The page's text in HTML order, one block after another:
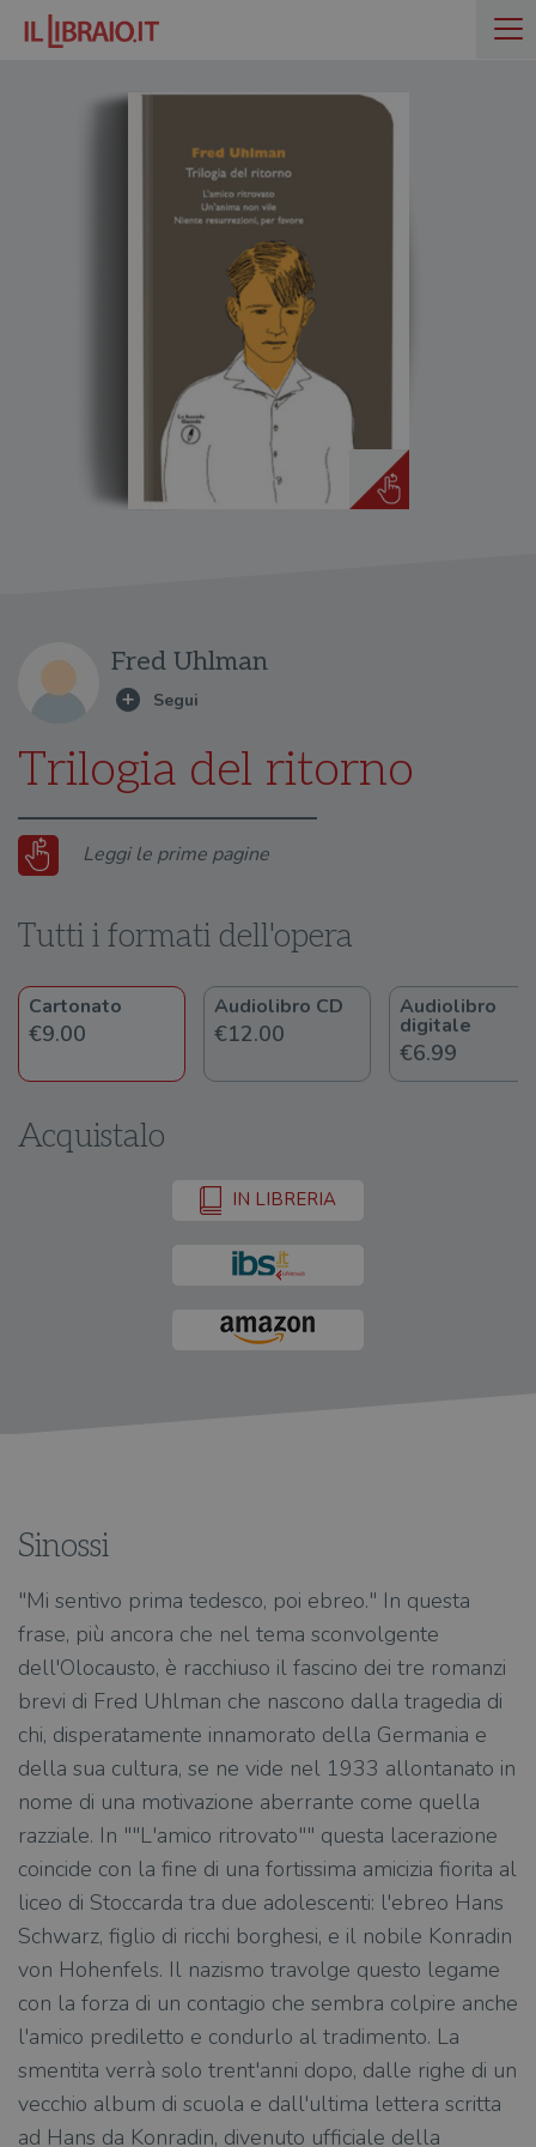
Fred Uhlman
Trilogia del ritorno
Leggi le prime pagine
Tutti i formati dell'opera
Cartonato
€9.00
Audiolibro CD
€12.00
Audiolibro
digitale
€6.99
Acquistalo
IN LIBRERIA
Sinossi
"Mi sentivo prima tedesco, poi ebreo." In questa
frase, più ancora che nel tema sconvolgente
dell'Olocausto, è racchiuso il fascino dei tre romanzi
brevi di Fred Uhlman che nascono dalla tragedia di
chi, disperatamente innamorato della Germania e
della sua cultura, se ne vide nel 1933 allontanato in
nome di una motivazione aberrante come quella
razziale. In ""L'amico ritrovato"" questa lacerazione
coincide con la fine di una fortissima amicizia fiorita al
liceo di Stoccarda tra due adolescenti: l'ebreo Hans
Schwarz, figlio di ricchi borghesi, e il nobile Konradin
von Hohenfels. Il nazismo travolge questo legame
con la forza di un contagio che sembra colpire anche
l'amico prediletto e condurlo al tradimento. La
smentita verrà solo trent'anni dopo, dalle righe di un
vecchio album di scuola e dall'ultima lettera scritta
ad Hans da Konradin, divenuto ufficiale della